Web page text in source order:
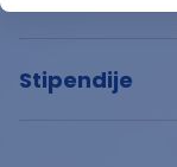
Stipendije